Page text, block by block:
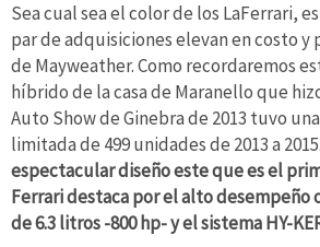
Sea cual sea el color de los LaFerrari,
par de adquisiciones elevan en costo y
de Mayweather. Como recordaremos
híbrido de la casa de Maranello que
Auto Show de Ginebra de 2013 tuvo
limitada de 499 unidades de 2013 a 2015.
espectacular diseño este que es el
Ferrari destaca por el alto desempeño
de 6.3 litros -800 hp- y el sistema HY-